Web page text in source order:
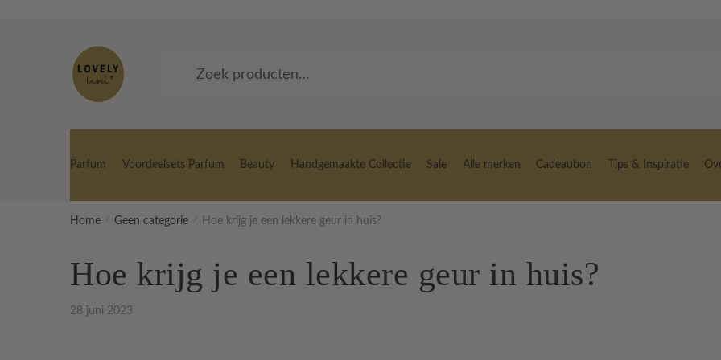
Zoeken
Parfum Voordeelsets Parfum Beauty Handgemaakte Collectie Sale Alle merken Cadeaubon Tips & Inspiratie
Home / Geen categorie / Hoe krijg je een lekkere geur in huis?
Hoe krijg je een lekkere geur in huis?
28 juni 2023